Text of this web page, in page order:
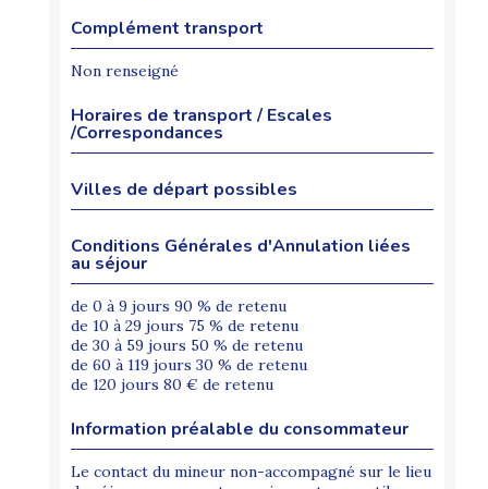
Complément transport
Non renseigné
Horaires de transport / Escales
/Correspondances
Villes de départ possibles
Conditions Générales d'Annulation liées
au séjour
de 0 à 9 jours 90 % de retenu
de 10 à 29 jours 75 % de retenu
de 30 à 59 jours 50 % de retenu
de 60 à 119 jours 30 % de retenu
de 120 jours 80 € de retenu
Information préalable du consommateur
Le contact du mineur non-accompagné sur le lieu